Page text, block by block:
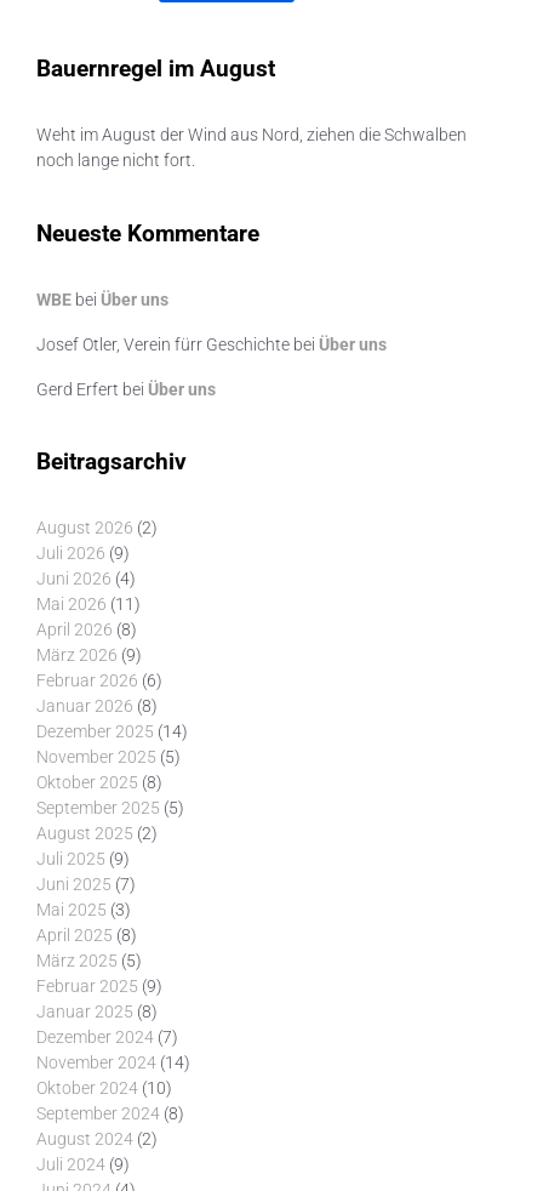
Bauernregel im August
Weht im August der Wind aus Nord, ziehen die Schwalben
noch lange nicht fort.
Neueste Kommentare
WBE bei Über uns
Josef Otler, Verein fürr Geschichte bei Über uns
Gerd Erfert bei Über uns
Beitragsarchiv
August 2026 (2)
Juli 2026 (9)
Juni 2026 (4)
Mai 2026 (11)
April 2026 (8)
März 2026 (9)
Februar 2026 (6)
Januar 2026 (8)
Dezember 2025 (14)
November 2025 (5)
Oktober 2025 (8)
September 2025 (5)
August 2025 (2)
Juli 2025 (9)
Juni 2025 (7)
Mai 2025 (3)
April 2025 (8)
März 2025 (5)
Februar 2025 (9)
Januar 2025 (8)
Dezember 2024 (7)
November 2024 (14)
Oktober 2024 (10)
September 2024 (8)
August 2024 (2)
Juli 2024 (9)